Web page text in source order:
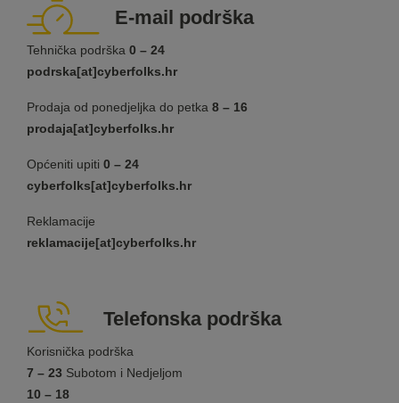
E-mail podrška
Tehnička podrška 0 – 24
podrska[at]cyberfolks.hr
Prodaja od ponedjeljka do petka 8 – 16
prodaja[at]cyberfolks.hr
Općeniti upiti 0 – 24
cyberfolks[at]cyberfolks.hr
Reklamacije
reklamacije[at]cyberfolks.hr
Telefonska podrška
Korisnička podrška
7 – 23 Subotom i Nedjeljom
10 – 18